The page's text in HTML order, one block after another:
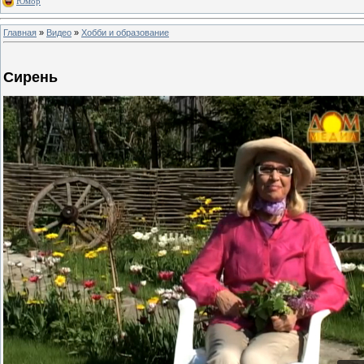
Главная » Видео » Хобби и образование
Сирень